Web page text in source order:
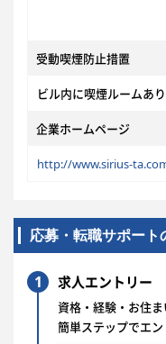
受動喫煙防止措置
ビル内に喫煙ルームあり
企業ホームページ
http://www.sirius-
応募・転職サポート
1 求人エントリー
資格・経験・お住
簡単ステップでエン